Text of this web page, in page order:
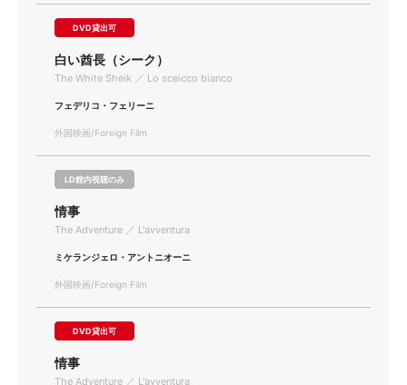
DVD貸出可
白い酋長（シーク）
The White Sheik ／ Lo sceicco bianco
フェデリコ・フェリーニ
外国映画/Foreign Film
LD館内視聴のみ
情事
The Adventure ／ L'avventura
ミケランジェロ・アントニオーニ
外国映画/Foreign Film
DVD貸出可
情事
The Adventure ／ L'avventura